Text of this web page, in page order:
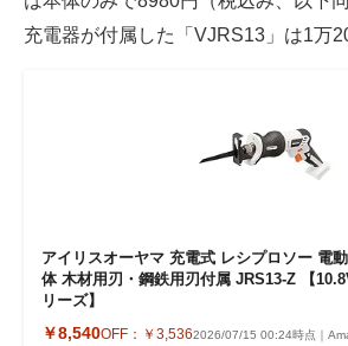
充電器が付属した「VJRS13」は1万
アイリスオーヤマ 充電式 レシプロソー 電
体 木材用刃・鋼鉄用刃付属 JRS13-Z 【
リーズ】
￥8,540OFF： ￥3,5362026/07/15 00:24時点｜